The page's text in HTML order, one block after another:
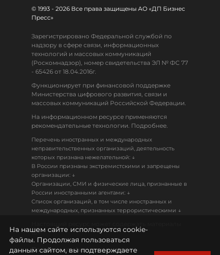
© 1993 - 2026 Все права защищены АО «ДП Бизнес
Пресс»
Зарегистрировано Федеральной службой по
надзору в сфере связи, информационных
технологий и массовых коммуникаций
(Роскомнадзор), номер свидетельства ЭЛ № ФС 77
- 65426 от 18.04.2016г.
Функционирует при финансовой поддержке
Министерства цифрового развития, связи и
массовых коммуникаций Российской Федерации.
На информационном ресурсе применяются
рекомендательные технологии. Подробнее.
Перечень иностранных и международных
неправительственных организаций, деятельность
которых признана нежелательной: ↓
В России признаны экстремистскими и запрещены
организации: ↓
Организации, СМИ и физические лица, признанные в
России иностранными агентами: ↓
Список организаций, в том числе иностранных и
международных, признанных террористическими ↓
18+
Политика конфиденциальности
На нашем сайте используются cookie-
файлы. Продолжая пользоваться
данным сайтом, вы подтверждаете